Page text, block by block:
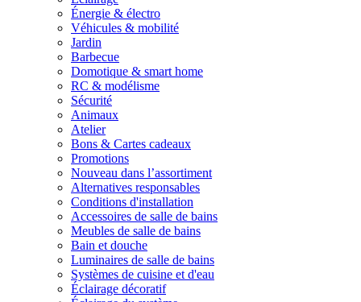
Énergie & électro
Véhicules & mobilité
Jardin
Barbecue
Domotique & smart home
RC & modélisme
Sécurité
Animaux
Atelier
Bons & Cartes cadeaux
Promotions
Nouveau dans l’assortiment
Alternatives responsables
Conditions d'installation
Accessoires de salle de bains
Meubles de salle de bains
Bain et douche
Luminaires de salle de bains
Systèmes de cuisine et d'eau
Éclairage décoratif